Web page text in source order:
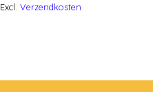
Excl. Verzendkosten